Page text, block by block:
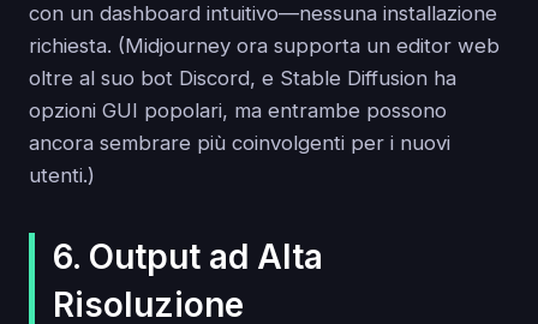
con un dashboard intuitivo—nessuna installazione
richiesta. (Midjourney ora supporta un editor web
oltre al suo bot Discord, e Stable Diffusion ha
opzioni GUI popolari, ma entrambe possono
ancora sembrare più coinvolgenti per i nuovi
utenti.)
6. Output ad Alta
Risoluzione